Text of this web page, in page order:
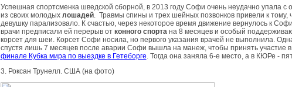
Успешная спортсменка шведской сборной, в 2013 году Софи очень неудачно упала с
из своих молодых лошадей. Травмы спины и трех шейных позвонков привели к тому,
девушку парализовало. К счастью, через некоторое время движение вернулось к
врачи предписали ей перерыв от конного спортана 8 месяцев и особый
корсет для шеи. Корсет Софи носила, но первого указания врачей не выполнила.
спустя лишь 7 месяцев после аварии Софи вышла на манеж, чтобы принять участие в
финале Кубка мира по выездке в Гетеборге. Тогда она заняла 6-е место, а в КЮРе -
3. Роксан Трунелл. США (на фото)